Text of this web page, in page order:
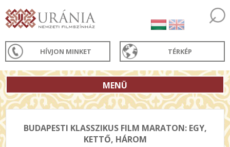
HÍVJON MINKET TÉRKÉP
MENÜ
BUDAPESTI KLASSZIKUS FILM MARATON: EGY,
KETTŐ, HÁROM